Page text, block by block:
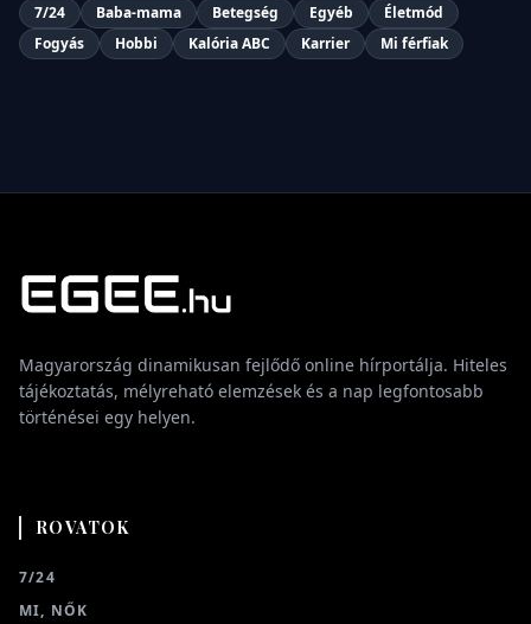
7/24 Baba-mama Betegség Egyéb
Életmód
Fogyás
Hobbi Kalória ABC Karrier Mi férfiak
Magyarország dinamikusan fejlődő online hírportálja. Hiteles
tájékoztatás, mélyreható elemzések és a nap legfontosabb
történései egy helyen.
ROVATOK
7/24
MI, NŐK